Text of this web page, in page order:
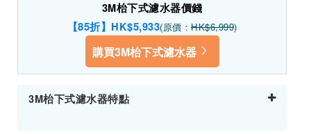
3M枱下式濾水器價錢
【85折】HK$5,933(原價： HK$6,999)
購買3M枱下式濾水器
3M枱下式濾水器特點